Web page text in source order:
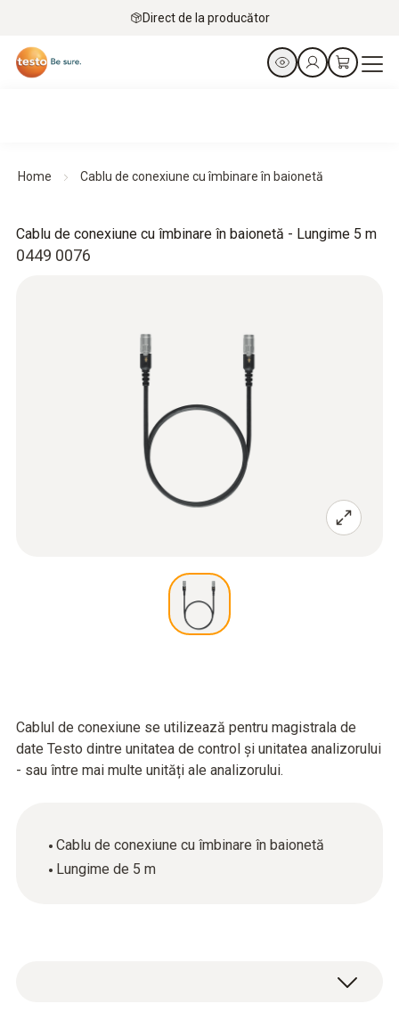
Direct de la producător
Home Cablu de conexiune cu îmbinare în baionetă
0449 0076
Cablu de conexiune cu îmbinare în baionetă - Lungime 5 m
Cablul de conexiune se utilizează pentru magistrala de
date Testo dintre unitatea de control și unitatea analizorului
- sau între mai multe unități ale analizorului.
Cablu de conexiune cu îmbinare în baionetă
Lungime de 5 m